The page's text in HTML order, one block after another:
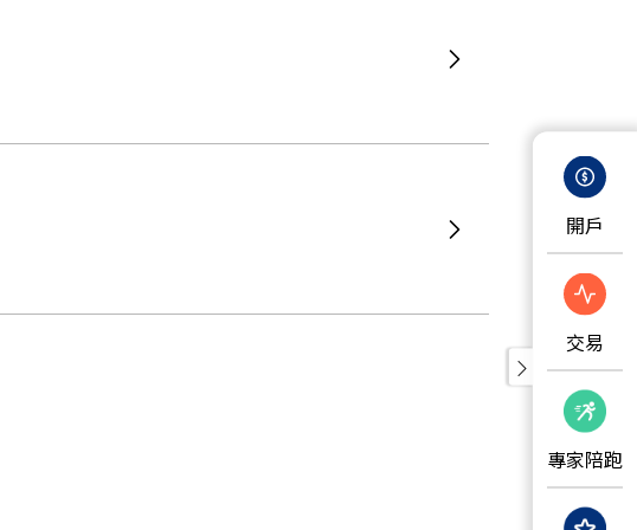
開戶
交易
專家陪跑